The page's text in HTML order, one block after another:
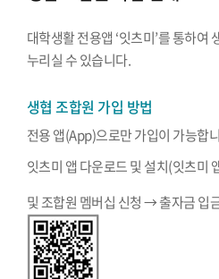
대학생활 전용앱 ‘잇츠미’를 통하
누리실 수 있습니다.
생협 조합원 가입 방법
전용 앱(App)으로만 가입이 가능합
잇츠미 앱 다운로드 및 설치(잇츠미
및 조합원 멤버십 신청 → 출자금 입